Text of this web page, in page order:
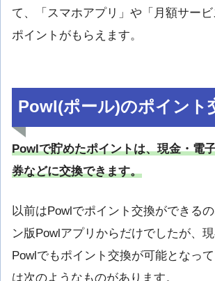
て、「スマホアプリ」や「月額サー
ポイントがもらえます。
Powl(ポール)のポイント
Powlで貯めたポイントは、現金・電
券などに交換できます。
以前はPowlでポイント交換ができる
ン版Powlアプリからだけでしたが、
Powlでもポイント交換が可能となっ
は次のようなものがあります。